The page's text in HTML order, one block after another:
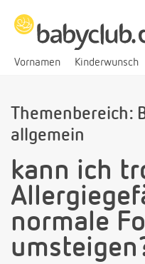
Vornamen Kinderwunsch
Themenbereich:
allgemein
kann ich
normale